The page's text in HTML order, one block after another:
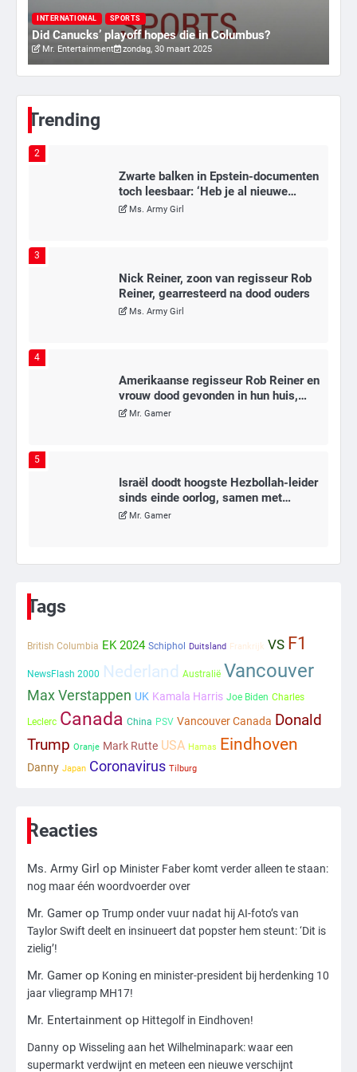
INTERNATIONAL SPORTS
Did Canucks’ playoff hopes die in Columbus?
Mr. Entertainment zondag, 30 maart 2025
Trending
ondanks onrust’
1
2
Zwarte balken in Epstein-documenten
toch leesbaar: ‘Heb je al nieuwe
ongepaste vrienden voor me?’
Ms. Army Girl
3
Nick Reiner, zoon van regisseur Rob
Reiner, gearresteerd na dood ouders
Ms. Army Girl
4
Amerikaanse regisseur Rob Reiner en
vrouw dood gevonden in hun huis,
eigen zoon hoofdverdachte
Mr. Gamer
5
Israël doodt hoogste Hezbollah-leider
sinds einde oorlog, samen met
meerdere omwonenden
Mr. Gamer
6
Kleine veranderingen op komst
2
3
Nick Reiner, zoon van regisseur Rob
Reiner, gearresteerd na dood ouders
Ms. Army Girl
4
Amerikaanse regisseur Rob Reiner en
eigen zoon hoofdverdachte
Mr. Gamer
Tags
British Columbia EK 2024 Schiphol Duitsland Frankrijk VS F1
NewsFlash 2000 Nederland Australië Vancouver
Max Verstappen UK Kamala Harris Joe Biden Charles
Leclerc Canada China PSV Vancouver Canada Donald
Trump Oranje Mark Rutte USA Hamas Eindhoven
Danny Japan Coronavirus Tilburg
Reacties
Ms. Army Girl op Minister Faber komt verder alleen te staan:
nog maar één woordvoerder over
Mr. Gamer op Trump onder vuur nadat hij AI-foto’s van
Taylor Swift deelt en insinueert dat popster hem steunt: ‘Dit is
zielig’!
Mr. Gamer op Koning en minister-president bij herdenking 10
jaar vliegramp MH17!
Mr. Entertainment op Hittegolf in Eindhoven!
Danny op Wisseling aan het Wilhelminapark: waar een
supermarkt verdwijnt en meteen een nieuwe verschijnt